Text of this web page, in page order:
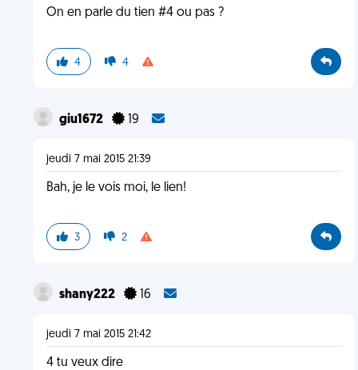
On en parle du tien #4 ou pas ?
4 4
giu1672 19
jeudi 7 mai 2015 21:39
Bah, je le vois moi, le lien!
3 2
shany222 16
jeudi 7 mai 2015 21:42
4 tu veux dire